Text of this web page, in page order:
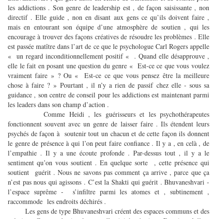
les addictions . Son genre de leadership est , de façon saisissante , non
directif . Elle guide , non en disant aux gens ce qu’ils doivent faire ,
mais en entourant son équipe d’une atmosphère de soutien , qui les
encourage à trouver des façons créatives de résoudre les problèmes . Elle
est passée matître dans l’art de ce que le psychologue Carl Rogers appelle
« un regard inconditionnellement positif « . Quand elle désapprouve ,
elle le fait en posant une question du genre « Est-ce ce que vous voulez
vraiment faire » ? Ou « Est-ce ce que vous pensez être la meilleure
chose à faire ? » Pourtant , il n’y a rien de passif chez elle - sous sa
guidance , son centre de conseil pour les addictions est maintenant parmi
les leaders dans son champ d’action .
Comme Heidi , les guérisseurs et les psychothérapeutes
fonctionnent souvent avec un genre de laisser faire . Ils étendent leurs
psychés de façon à soutenir tout un chacun et de cette façon ils donnent
le genre de présence à qui l’on peut faire confiance . Il y a , en celà , de
l’empathie . Il y a une écoute profonde . Par-dessus tout , il y a le
sentiment qu’on vous soutient . En quelque sorte , cette présence qui
soutient guérit . Nous ne savons pas comment ça arrive , parce que ça
n’est pas nous qui agissons . C’est la Shakti qui guérit . Bhuvaneshvari -
l’espace suprême - s’infiltre parmi les atomes et , subtinement ,
raccommode les endroits déchirés .
Les gens de type Bhuvaneshvari créent des espaces communs et des